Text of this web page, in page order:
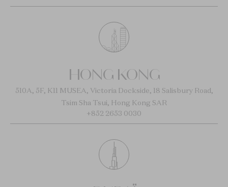
HONG KONG
510A, 5F, K11 MUSEA, Victoria Dockside, 18 Salisbury Road,
Tsim Sha Tsui, Hong Kong SAR
+852 2653 0030